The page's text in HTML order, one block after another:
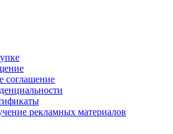
соглашение
рекламных материалов